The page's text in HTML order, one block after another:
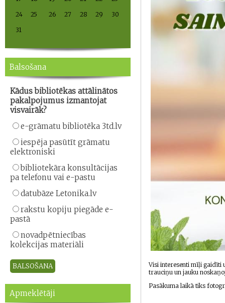
24 25 26 27 28 29 30
31
Balsošana
Kādus bibliotēkas attālinātos
pakalpojumus izmantojat
visvairāk?
e-grāmatu bibliotēka 3td.lv
iespēja pasūtīt grāmatu
elektroniski
bibliotekāra konsultācijas
pa telefonu vai e-pastu
datubāze Letonika.lv
rakstu kopiju piegāde e-
pastā
novadpētniecības
kolekcijas materiāli
Apmeklētāji
Visi interesenti mīļi gaidīti
trauciņu un jauku
Pasākuma laikā tiks